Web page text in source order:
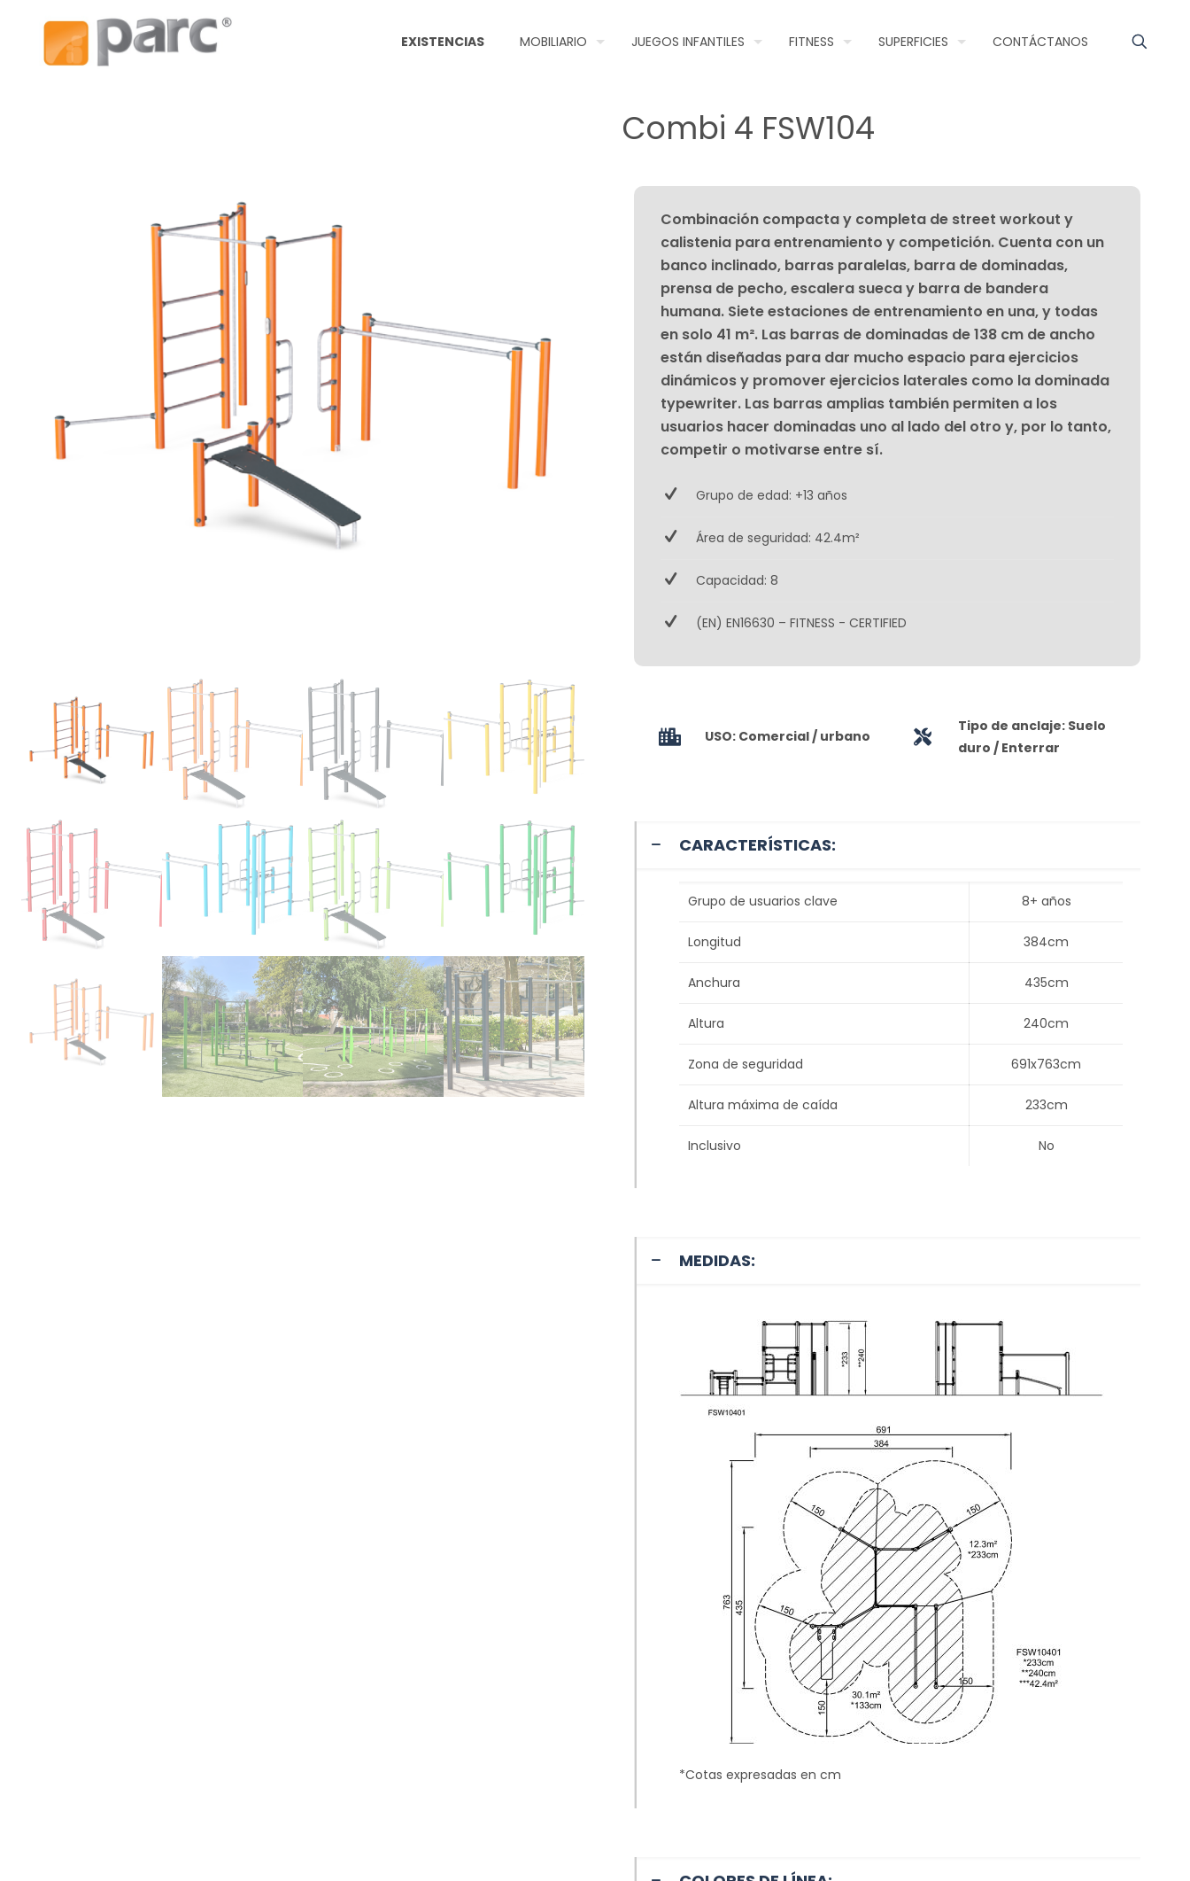
EXISTENCIAS MOBILIARIO JUEGOS INFANTILES FITNESS SUPERFICIES CONTÁCTANOS
Combi 4 FSW104
Combinación compacta y completa de street workout y
calistenia para entrenamiento y competición. Cuenta con un
banco inclinado, barras paralelas, barra de dominadas,
prensa de pecho, escalera sueca y barra de bandera
humana. Siete estaciones de entrenamiento en una, y todas
en solo 41 m². Las barras de dominadas de 138 cm de ancho
están diseñadas para dar mucho espacio para ejercicios
dinámicos y promover ejercicios laterales como la dominada
typewriter. Las barras amplias también permiten a los
usuarios hacer dominadas uno al lado del otro y, por lo tanto,
competir o motivarse entre sí.
Grupo de edad: +13 años
Área de seguridad: 42.4m²
Capacidad: 8
(EN) EN16630 – FITNESS - CERTIFIED
USO: Comercial / urbano
Tipo de anclaje: Suelo
duro / Enterrar
CARACTERÍSTICAS:
Grupo de usuarios clave 8+ años
Longitud 384cm
Anchura 435cm
Altura 240cm
Zona de seguridad 691x763cm
Altura máxima de caída 233cm
Inclusivo No
MEDIDAS:
*Cotas expresadas en cm